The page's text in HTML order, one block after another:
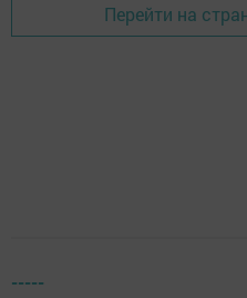
Перейти на
-----